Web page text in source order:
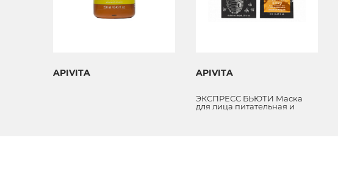
APIVITA APIVITA
ЭКСПРЕСС БЬЮТИ Маска
для лица питательная и